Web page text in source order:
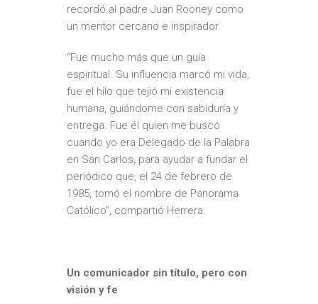
recordó al padre Juan Rooney como
un mentor cercano e inspirador.
“Fue mucho más que un guía
espiritual. Su influencia marcó mi vida,
fue el hilo que tejió mi existencia
humana, guiándome con sabiduría y
entrega. Fue él quien me buscó
cuando yo era Delegado de la Palabra
en San Carlos, para ayudar a fundar el
periódico que, el 24 de febrero de
1985, tomó el nombre de Panorama
Católico”, compartió Herrera.
Un comunicador sin título, pero con
visión y fe